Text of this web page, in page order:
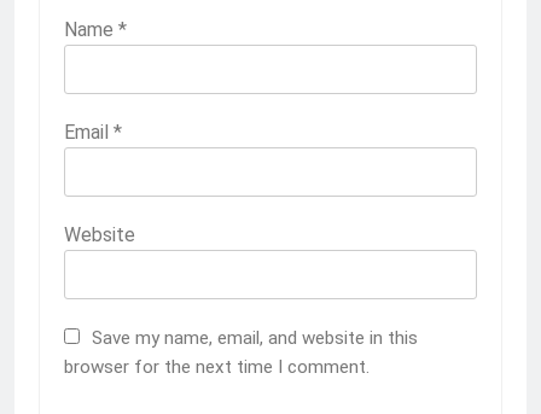
Name *
Email *
Website
Save my name, email, and website in this
browser for the next time I comment.